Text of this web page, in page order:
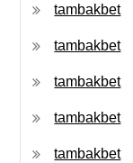
tambakbet
tambakbet
tambakbet
tambakbet
tambakbet